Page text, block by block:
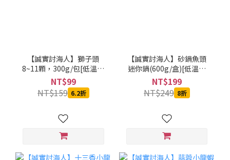
【誠實討海人】獅子頭
8~11顆，300g/包[低溫配
送]
NT$99
NT$159 6.2折
【誠實討海人】砂鍋魚頭
迷你鍋(600g/盒)[低溫配
送]
NT$199
NT$249 8折